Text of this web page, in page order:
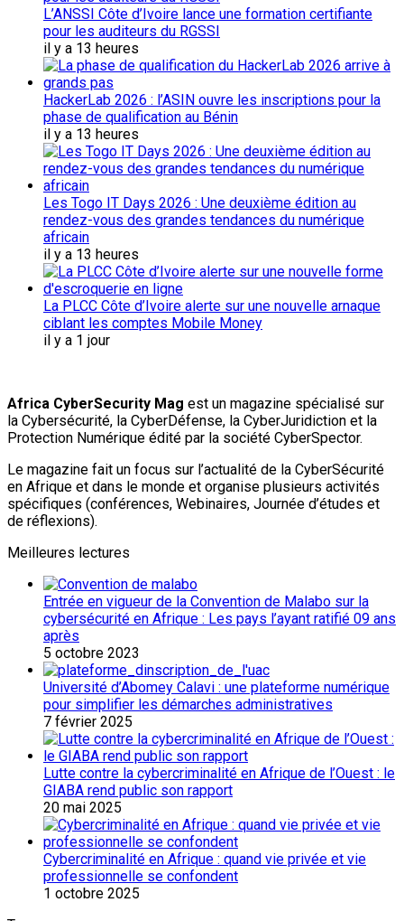
L’ANSSI Côte d’Ivoire lance une formation certifiante
pour les auditeurs du RGSSI
il y a 13 heures
HackerLab 2026 : l’ASIN ouvre les inscriptions pour la
phase de qualification au Bénin
il y a 13 heures
Les Togo IT Days 2026 : Une deuxième édition au
rendez-vous des grandes tendances du numérique
africain
il y a 13 heures
La PLCC Côte d’Ivoire alerte sur une nouvelle arnaque
ciblant les comptes Mobile Money
il y a 1 jour
Africa CyberSecurity Mag est un magazine spécialisé sur
la Cybersécurité, la CyberDéfense, la CyberJuridiction et la
Protection Numérique édité par la société CyberSpector.
Le magazine fait un focus sur l’actualité de la CyberSécurité
en Afrique et dans le monde et organise plusieurs activités
spécifiques (conférences, Webinaires, Journée d’études et
de réflexions).
Meilleures lectures
Entrée en vigueur de la Convention de Malabo sur la
cybersécurité en Afrique : Les pays l’ayant ratifié 09 ans
après
5 octobre 2023
Université d’Abomey Calavi : une plateforme numérique
pour simplifier les démarches administratives
7 février 2025
Lutte contre la cybercriminalité en Afrique de l’Ouest : le
GIABA rend public son rapport
20 mai 2025
Cybercriminalité en Afrique : quand vie privée et vie
professionnelle se confondent
1 octobre 2025